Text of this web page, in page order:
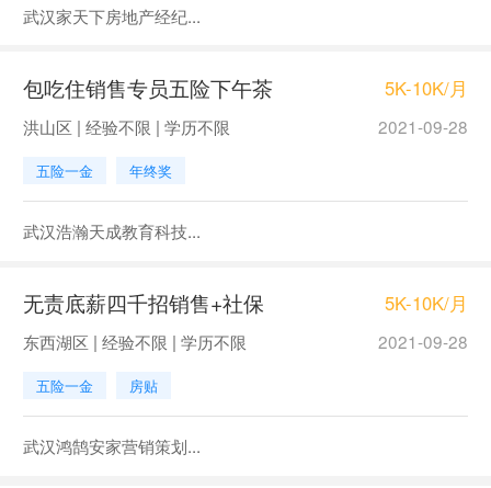
武汉家天下房地产经纪...
包吃住销售专员五险下午茶 5K-10K/月
洪山区 | 经验不限 | 学历不限 2021-09-28
五险一金 年终奖
武汉浩瀚天成教育科技...
无责底薪四千招销售+社保 5K-10K/月
东西湖区 | 经验不限 | 学历不限 2021-09-28
五险一金 房贴
武汉鸿鹄安家营销策划...